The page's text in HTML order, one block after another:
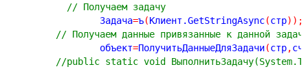
// Получаем задачу
		Задача
=ъ(Клиент.GetStringAsync(стр) ) ;
// Получаем данные привязанные к данной
		объект
=ПолучитьДанныеДляЗадачи(стр,сч
//public static void